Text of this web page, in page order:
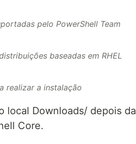
pelo PowerShell Team
baseadas em RHEL
realizar a instalação
local Downloads/ depois da
Core.